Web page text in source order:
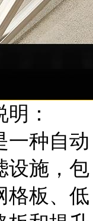
：
一种自动
设施，包
格板、低